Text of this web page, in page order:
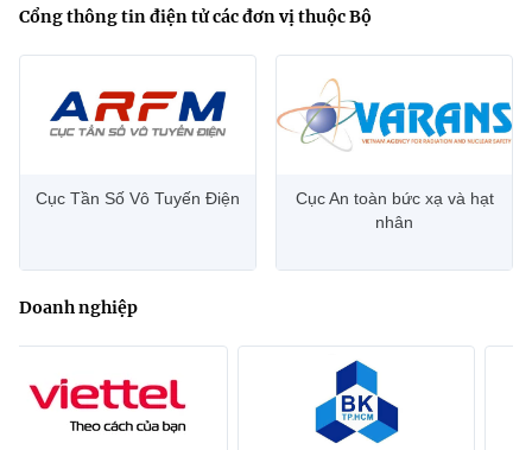
Cổng thông tin điện tử các đơn vị thuộc Bộ
Cục Tần Số Vô Tuyến Điện
Cục An toàn bức xạ và hạt
nhân
Doanh nghiệp